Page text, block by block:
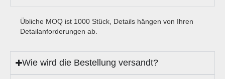
Übliche MOQ ist 1000 Stück, Details hängen von Ihren
Detailanforderungen ab.
Wie wird die Bestellung versandt?